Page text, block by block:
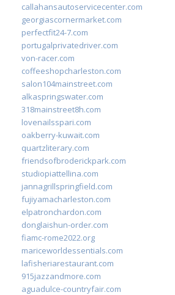
callahansautoservicecenter.com
georgiascornermarket.com
perfectfit24-7.com
portugalprivatedriver.com
von-racer.com
coffeeshopcharleston.com
salon104mainstreet.com
alkaspringswater.com
318mainstreet8h.com
lovenailsspari.com
oakberry-kuwait.com
quartzliterary.com
friendsofbroderickpark.com
studiopiattellina.com
jannagrillspringfield.com
fujiyamacharleston.com
elpatronchardon.com
donglaishun-order.com
fiamc-rome2022.org
mariceworldessentials.com
lafisheriarestaurant.com
915jazzandmore.com
aguadulce-countryfair.com